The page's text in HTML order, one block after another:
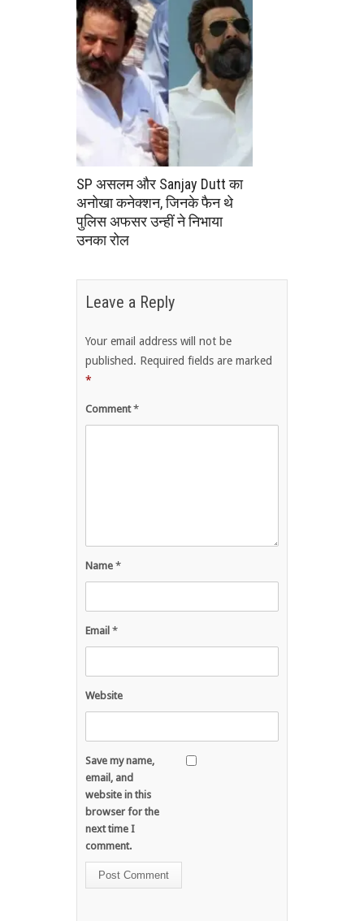
SP असलम और Sanjay Dutt का
अनोखा कनेक्शन, जिनके फैन थे
पुलिस अफसर उन्हीं ने निभाया
उनका रोल
Leave a Reply
Your email address will not be
published. Required fields are marked
*
Comment*
Name *
Email *
Website
Save my name,
email, and
website in this
browser for the
next time I
comment.